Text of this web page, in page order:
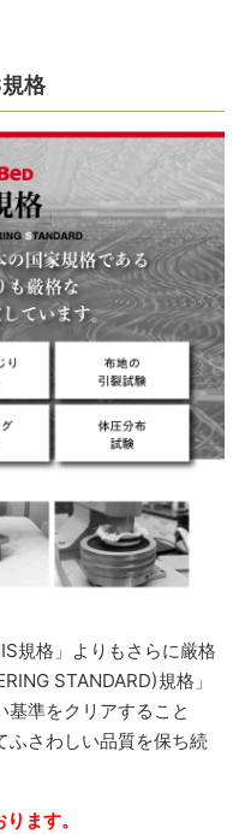
格
規格」よりもさらに厳格
STANDARD)規格」
基準をクリアすること
ふさわしい品質を保ち続
ます。